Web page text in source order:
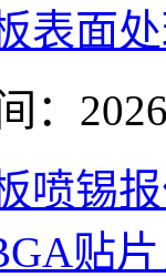
表面
：
喷锡
贴